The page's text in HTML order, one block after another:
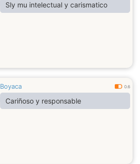
Sly mu intelectual y carismatico
Boyaca 0.6
Cariñoso y responsable